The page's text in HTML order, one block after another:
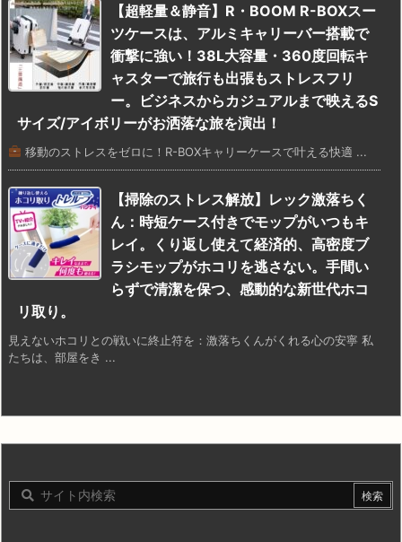
【超軽量＆静音】R・BOOM R-BOXスー
ツケースは、アルミキャリーバー搭載で
衝撃に強い！38L大容量・360度回転キ
ャスターで旅行も出張もストレスフリ
ー。ビジネスからカジュアルまで映えるS
サイズ/アイボリーがお洒落な旅を演出！
移動のストレスをゼロに！R-BOXキャリーケースで叶える快適 ...
【掃除のストレス解放】レック激落ちく
ん：時短ケース付きでモップがいつもキ
レイ。くり返し使えて経済的、高密度ブ
ラシモップがホコリを逃さない。手間い
らずで清潔を保つ、感動的な新世代ホコ
リ取り。
見えないホコリとの戦いに終止符を：激落ちくんがくれる心の安寧 私
たちは、部屋をき ...